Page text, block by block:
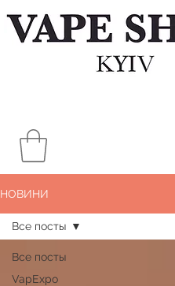
НОВИНИ
Все посты
VapExpo
Все посты